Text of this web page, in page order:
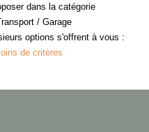
Nous
dans la catégorie
/ Garage
options s'offrent à vous :
de critères.